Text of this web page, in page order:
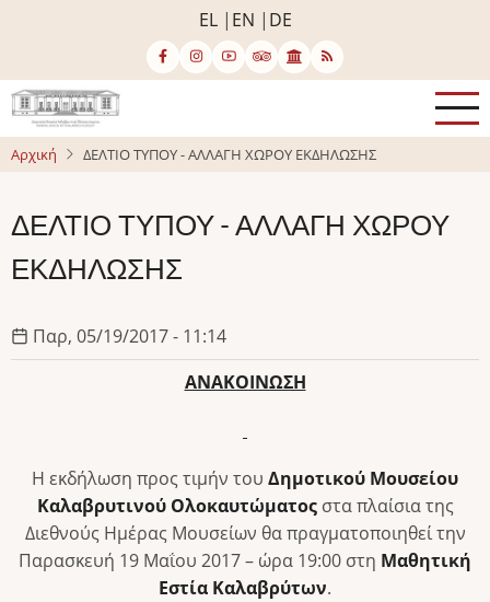
κυρίως
περιεχόμενο
EL EN DE
Αρχική ΔΕΛΤΙΟ ΤΥΠΟΥ - ΑΛΛΑΓΗ ΧΩΡΟΥ ΕΚΔΗΛΩΣΗΣ
ΔΕΛΤΙΟ ΤΥΠΟΥ - ΑΛΛΑΓΗ ΧΩΡΟΥ
ΕΚΔΗΛΩΣΗΣ
Παρ, 05/19/2017 - 11:14
ΑΝΑΚΟΙΝΩΣΗ
Η εκδήλωση προς τιμήν του Δημοτικού Μουσείου
Καλαβρυτινού Ολοκαυτώματοςστα πλαίσια της
Διεθνούς Ημέρας Μουσείων θα πραγματοποιηθεί την
Παρασκευή 19 Μαΐου 2017 – ώρα 19:00 στη Μαθητική
Εστία Καλαβρύτων.